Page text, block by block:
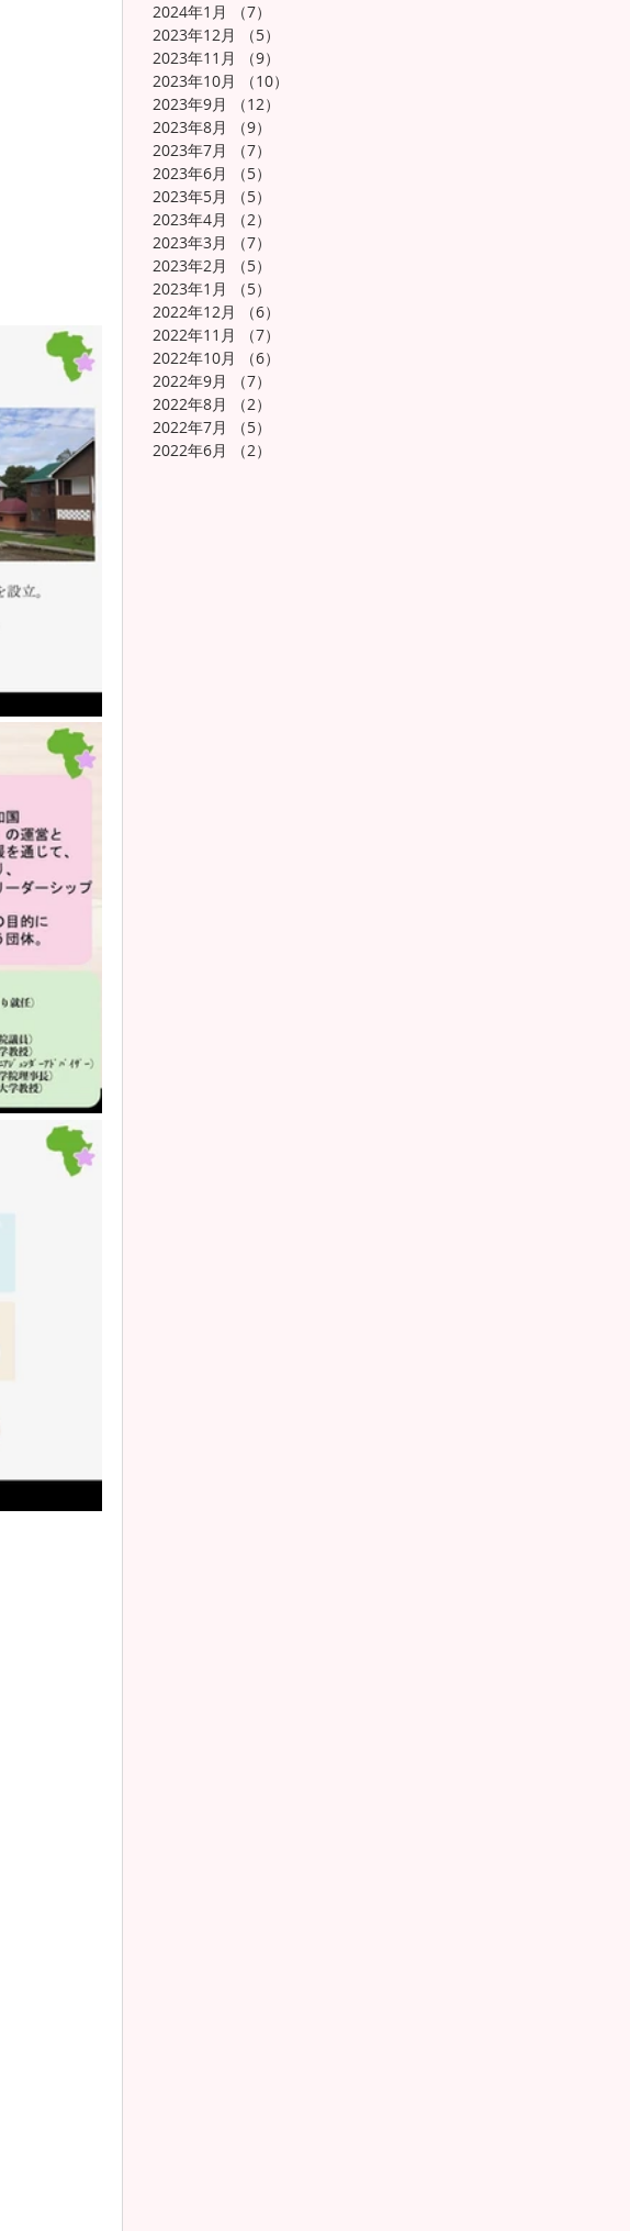
2024年1月
（7）
2023年12月
（5）
2023年11月
（9）
2023年10月
（10）
2023年9月
（12）
2023年8月
（9）
2023年7月
（7）
2023年6月
（5）
2023年5月
（5）
2023年4月
（2）
2023年3月
（7）
2023年2月
（5）
2023年1月
（5）
2022年12月
（6）
2022年11月
（7）
2022年10月
（6）
2022年9月
（7）
2022年8月
（2）
2022年7月
（5）
2022年6月
（2）